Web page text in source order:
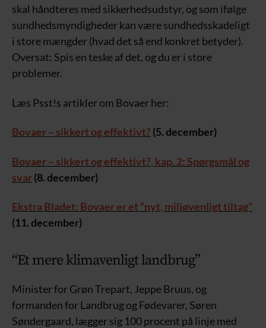
skal håndteres med sikkerhedsudstyr, og som ifølge
sundhedsmyndigheder kan være sundhedsskadeligt
i store mængder (hvad det så end konkret betyder).
Oversat: Spis en teske af det, og du er i store
problemer.
Læs Psst!s artikler om Bovaer her:
Bovaer – sikkert og effektivt? (5. december)
Bovaer – sikkert og effektivt?, kap. 2: Spørgsmål og
svar(8. december)
Ekstra Bladet: Bovaer er et “nyt, miljøvenligt tiltag”
(11. december)
“Et mere klimavenligt landbrug”
Minister for Grøn Trepart, Jeppe Bruus, og
formanden for Landbrug og Fødevarer, Søren
Søndergaard, lægger sig 100 procent på linje med